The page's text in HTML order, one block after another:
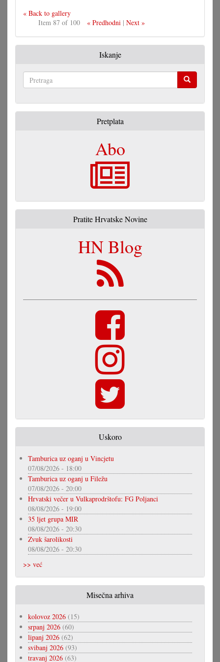
« Back to gallery
Item 87 of 100
« Predhodni| Next »
Iskanje
Pretplata
Abo
Pratite Hrvatske Novine
HN Blog
Uskoro
Tamburica uz oganj u Vincjetu
07/08/2026 - 18:00
Tamburica uz oganj u Filežu
07/08/2026 - 20:00
Hrvatski večer u Vulkaprodrštofu: FG Poljanci
08/08/2026 - 19:00
35 ljet grupa MIR
08/08/2026 - 20:30
Zvuk šarolikosti
08/08/2026 - 20:30
>> već
Misečna arhiva
kolovoz 2026 (15)
srpanj 2026 (60)
lipanj 2026 (62)
svibanj 2026 (93)
travanj 2026 (63)